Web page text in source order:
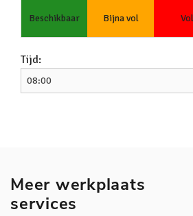
Meer werkplaats
services